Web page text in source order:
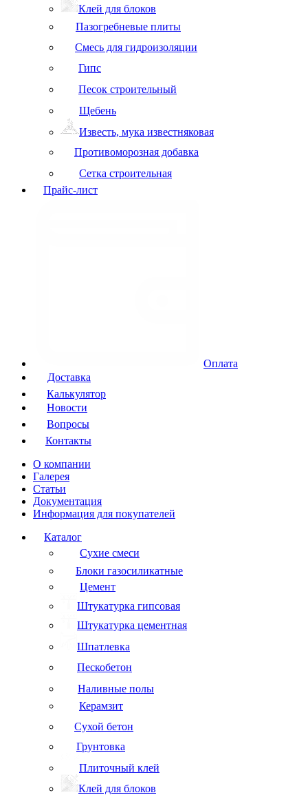
Клей для блоков
Пазогребневые плиты
Смесь для гидроизоляции
Гипс
Песок строительный
Щебень
Известь, мука известняковая
Противоморозная добавка
Сетка строительная
Прайс-лист
Оплата
Доставка
Калькулятор
Новости
Вопросы
Контакты
О компании
Галерея
Статьи
Документация
Информация для покупателей
Каталог
Сухие смеси
Блоки газосиликатные
Цемент
Штукатурка гипсовая
Штукатурка цементная
Шпатлевка
Пескобетон
Наливные полы
Керамзит
Сухой бетон
Грунтовка
Плиточный клей
Клей для блоков